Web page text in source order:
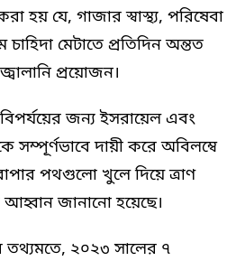
হয় যে, গাজার স্বাস্থ্য, পরিষেবা
মেটাতে প্রতিদিন অন্তত
প্রয়োজন।
জন্য ইসরায়েল এবং
দায়ী করে অবিলম্বে
পথগুলো খুলে দিয়ে ত্রাণ
জানানো হয়েছে।
তথ্যমতে, ২০২৩ সালের ৭